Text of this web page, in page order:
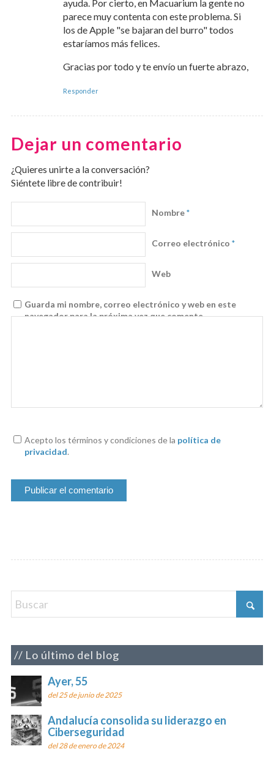
ayuda. Por cierto, en Macuarium la gente no
parece muy contenta con este problema. Si
los de Apple "se bajaran del burro" todos
estaríamos más felices.
Gracias por todo y te envío un fuerte abrazo,
Responder
Dejar un comentario
¿Quieres unirte a la conversación?
Siéntete libre de contribuir!
Nombre*
Correo electrónico *
Web
Guarda mi nombre, correo electrónico y web en este
navegador para la próxima vez que comente.
Acepto los términos y condiciones de la política de
privacidad.
Lo último del blog
Ayer, 55
del 25 de junio de 2025
Andalucía consolida su liderazgo en
Ciberseguridad
del 28 de enero de 2024